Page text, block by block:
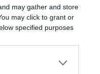
may gather and store
may click to grant or
specified purposes